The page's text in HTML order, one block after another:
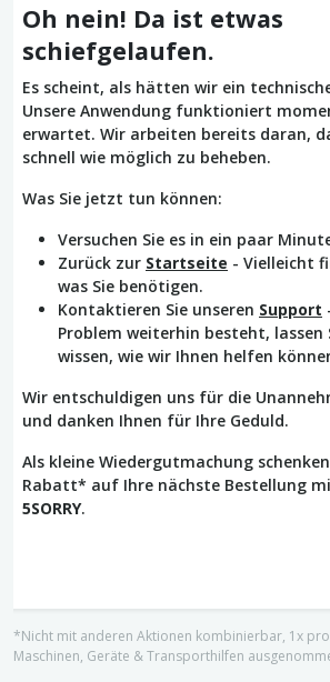
Oh nein! Da ist etwas
schiefgelaufen.
Es scheint, als hätten wir ein
Unsere Anwendung funktioniert
erwartet. Wir arbeiten bereits daran,
schnell wie möglich zu beheben.
Was Sie jetzt tun können:
Versuchen Sie es in ein paar
Zurück zur Startseite - Vielleicht
was Sie benötigen.
Kontaktieren Sie unseren Support
Problem weiterhin besteht, lassen
wissen, wie wir Ihnen helfen
Wir entschuldigen uns für die
und danken Ihnen für Ihre Geduld.
Als kleine Wiedergutmachung
Rabatt* auf Ihre nächste Bestellung
5SORRY.
*Nicht mit anderen Aktionen kombinierbar, 1x
Maschinen, Geräte & Transporthilfen